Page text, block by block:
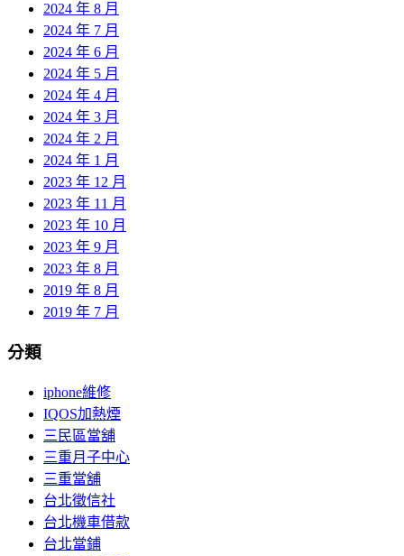
2024 年 8 月
2024 年 7 月
2024 年 6 月
2024 年 5 月
2024 年 4 月
2024 年 3 月
2024 年 2 月
2024 年 1 月
2023 年 12 月
2023 年 11 月
2023 年 10 月
2023 年 9 月
2023 年 8 月
2019 年 8 月
2019 年 7 月
分類
iphone維修
IQOS加熱煙
三民區當舖
三重月子中心
三重當舖
台北徵信社
台北機車借款
台北當鋪